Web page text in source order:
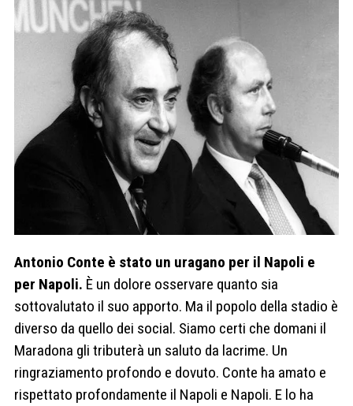
Antonio Conte è stato un uragano per il Napoli e
per Napoli. È un dolore osservare quanto sia
sottovalutato il suo apporto. Ma il popolo della stadio è
diverso da quello dei social. Siamo certi che domani il
Maradona gli tributerà un saluto da lacrime. Un
ringraziamento profondo e dovuto. Conte ha amato e
rispettato profondamente il Napoli e Napoli. E lo ha